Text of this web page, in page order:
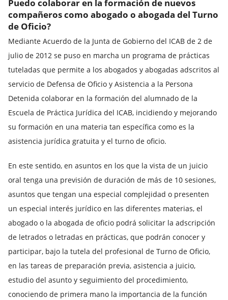
Puedo colaborar en la formación de nuevos
compañeros como abogado o abogada del Turno
de Oficio?
Mediante Acuerdo de la Junta de Gobierno del ICAB de 2 de
julio de 2012 se puso en marcha un programa de prácticas
tuteladas que permite a los abogados y abogadas adscritos al
servicio de Defensa de Oficio y Asistencia a la Persona
Detenida colaborar en la formación del alumnado de la
Escuela de Práctica Jurídica del ICAB, incidiendo y mejorando
su formación en una materia tan específica como es la
asistencia jurídica gratuita y el turno de oficio.
En este sentido, en asuntos en los que la vista de un juicio
oral tenga una previsión de duración de más de 10 sesiones,
asuntos que tengan una especial complejidad o presenten
un especial interés jurídico en las diferentes materias, el
abogado o la abogada de oficio podrá solicitar la adscripción
de letrados o letradas en prácticas, que podrán conocer y
participar, bajo la tutela del profesional de Turno de Oficio,
en las tareas de preparación previa, asistencia a juicio,
estudio del asunto y seguimiento del procedimiento,
conociendo de primera mano la importancia de la función